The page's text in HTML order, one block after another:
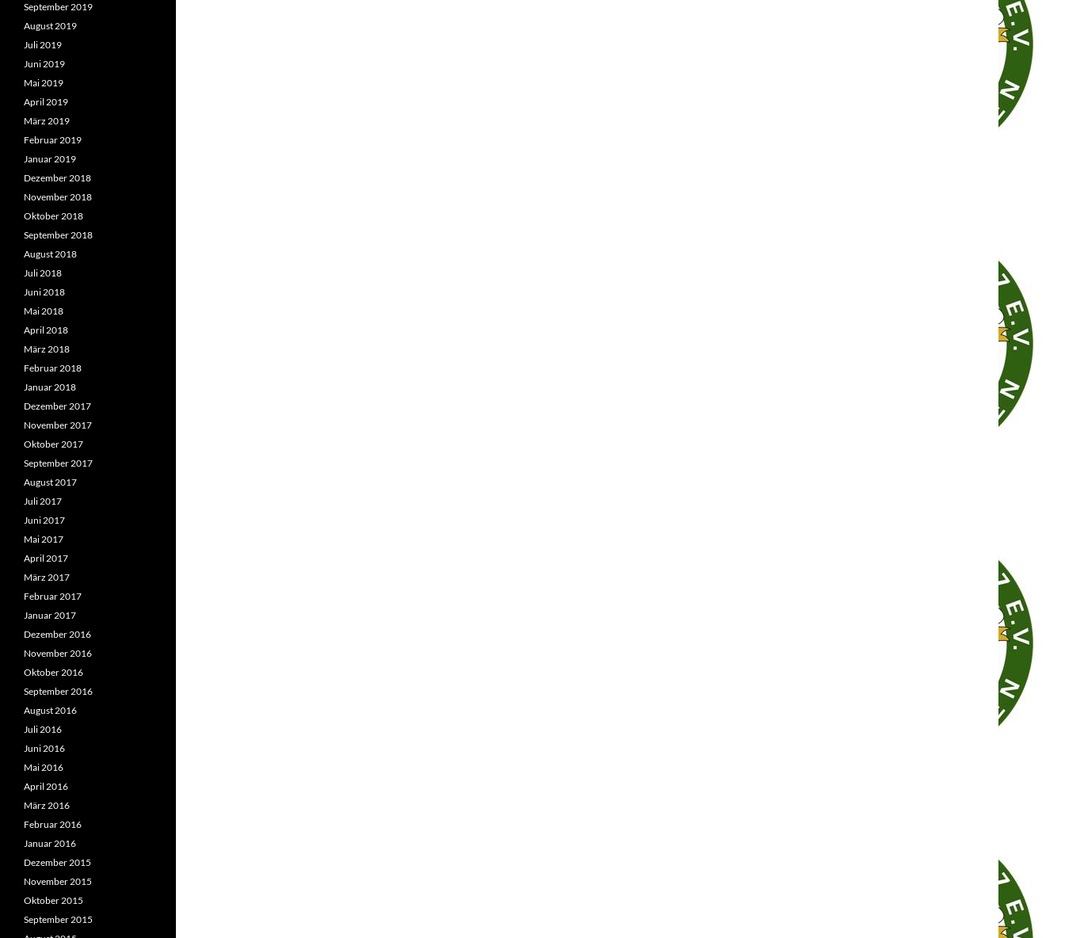
September 2019
August 2019
Juli 2019
Juni 2019
Mai 2019
April 2019
März 2019
Februar 2019
Januar 2019
Dezember 2018
November 2018
Oktober 2018
September 2018
August 2018
Juli 2018
Juni 2018
Mai 2018
April 2018
März 2018
Februar 2018
Januar 2018
Dezember 2017
November 2017
Oktober 2017
September 2017
August 2017
Juli 2017
Juni 2017
Mai 2017
April 2017
März 2017
Februar 2017
Januar 2017
Dezember 2016
November 2016
Oktober 2016
September 2016
August 2016
Juli 2016
Juni 2016
Mai 2016
April 2016
März 2016
Februar 2016
Januar 2016
Dezember 2015
November 2015
Oktober 2015
September 2015